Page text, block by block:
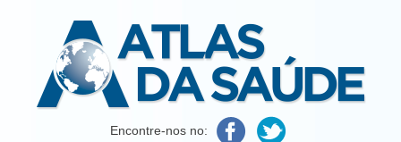
Atlas da SaúdeEncontre-nos no: